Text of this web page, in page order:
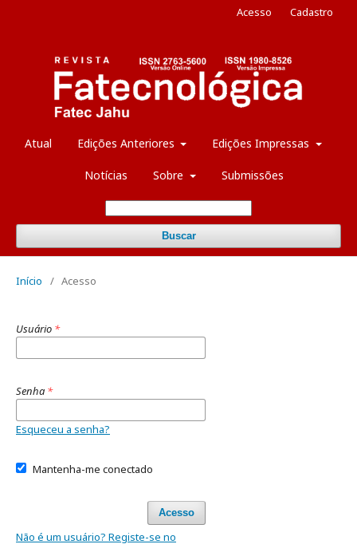
Atual Edições Anteriores Edições Impressas
Notícias Sobre Submissões
Buscar
Acesso Cadastro
Início / Acesso
Usuário *
Senha *
Esqueceu a senha?
Mantenha-me conectado
Acesso
Não é um usuário? Registe-se no